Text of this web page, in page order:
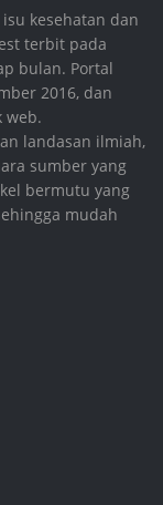
kesehatan dan
terbit pada
bulan. Portal
2016, dan
web.
landasan ilmiah,
sumber yang
bermutu yang
mudah